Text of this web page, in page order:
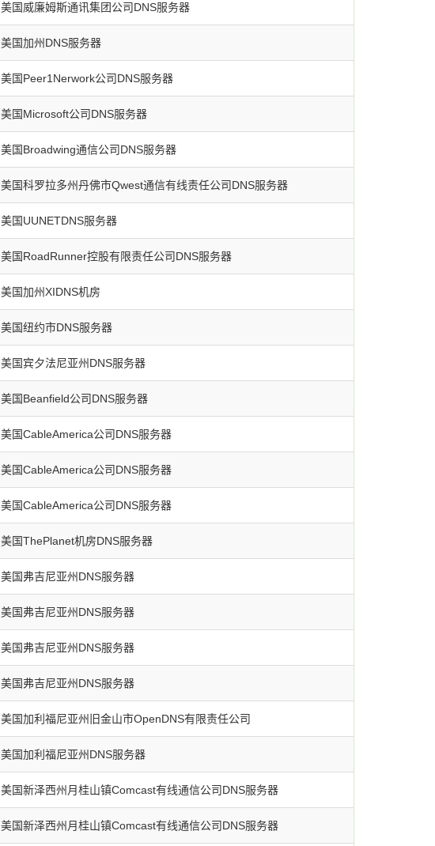
美国威廉姆斯通讯集团公司DNS服务器
美国加州DNS服务器
美国Peer1Nerwork公司DNS服务器
美国Microsoft公司DNS服务器
美国Broadwing通信公司DNS服务器
美国科罗拉多州丹佛市Qwest通信有线责任公司DNS服务器
美国UUNETDNS服务器
美国RoadRunner控股有限责任公司DNS服务器
美国加州XIDNS机房
美国纽约市DNS服务器
美国宾夕法尼亚州DNS服务器
美国Beanfield公司DNS服务器
美国CableAmerica公司DNS服务器
美国CableAmerica公司DNS服务器
美国CableAmerica公司DNS服务器
美国ThePlanet机房DNS服务器
美国弗吉尼亚州DNS服务器
美国弗吉尼亚州DNS服务器
美国弗吉尼亚州DNS服务器
美国弗吉尼亚州DNS服务器
美国加利福尼亚州旧金山市OpenDNS有限责任公司
美国加利福尼亚州DNS服务器
美国新泽西州月桂山镇Comcast有线通信公司DNS服务器
美国新泽西州月桂山镇Comcast有线通信公司DNS服务器